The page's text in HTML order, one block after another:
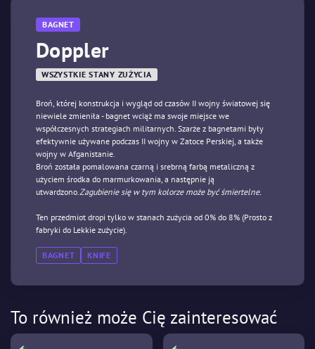
BAGNET
Doppler
WSZYSTKIE STANY ZUŻYCIA
Broń, której konstrukcja i wygląd od czasów II wojny światowej się
niewiele zmieniła - bagnet wciąż ma swoje miejsce we
współczesnych strategiach militarnych. Szarże z bagnetami były
efektywnie używane podczas II wojny w Zatoce Perskiej, a także
wojny w Afganistanie.
Broń została pomalowana czarną i srebrną farbą metaliczną z
użyciem środka do marmurkowania, a następnie ją
utwardzono.Zagubienie się w tym kolorze może być śmiertelne.
Ten przedmiot dropi tylko w stanach zużycia od 0% do 8% (Prosto z
fabryki do Lekkie zużycie).
BAGNET KNIFE
To również może Cię zainteresować